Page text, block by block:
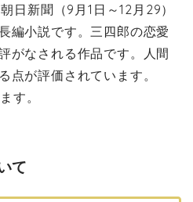
日新聞（9月1日～12月29）
編小説です。三四郎の恋愛
がなされる作品です。人間
点が評価されています。
す。
て